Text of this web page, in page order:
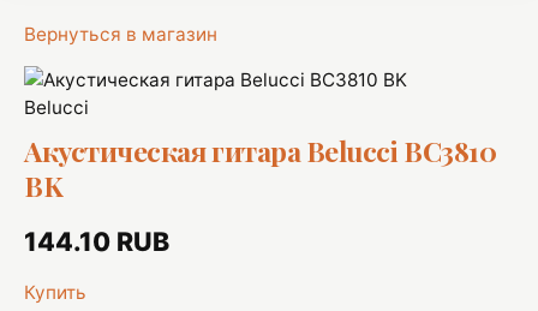
Вернуться в магазин
Belucci
Акустическая гитара Belucci BC3810
BK
144.10 RUB
Купить